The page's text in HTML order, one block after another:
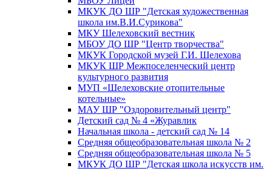
МКУК ДО ШР "Детская художественная
школа им.В.И.Сурикова"
МКУ Шелеховский вестник
МБОУ ДО ШР "Центр творчества"
МКУК Городской музей Г.И. Шелехова
МКУК ШР Межпоселенческий центр
культурного развития
МУП «Шелеховские отопительные
котельные»
МАУ ШР "Оздоровительный центр"
Детский сад № 4 «Журавлик
Начальная школа - детский сад № 14
Средняя общеобразовательная школа № 2
Средняя общеобразовательная школа № 5
МКУК ДО ШР "Детская школа искусств им.